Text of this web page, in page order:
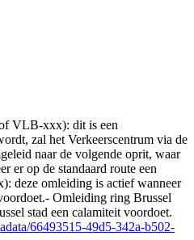
VLB-xxx): dit is een
zal het Verkeerscentrum via de
naar de volgende oprit, waar
er op de standaard route een
deze omleiding is actief wanneer
Omleiding ring Brussel
stad een calamiteit voordoet.
66493515-49d5-342a-b502-